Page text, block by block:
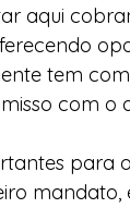
aqui
tem
com o
para